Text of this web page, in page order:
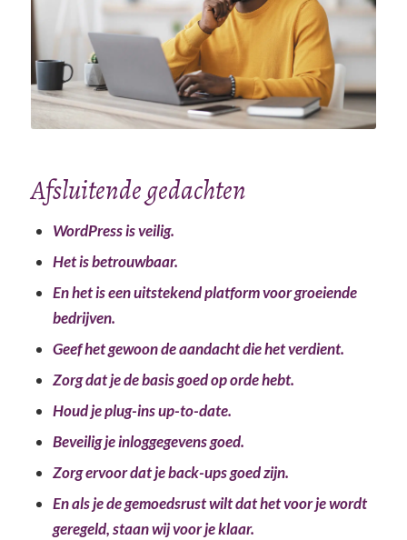
Afsluitende gedachten
WordPress is veilig.
Het is betrouwbaar.
En het is een uitstekend platform voor groeiende
bedrijven.
Geef het gewoon de aandacht die het verdient.
Zorg dat je de basis goed op orde hebt.
Houd je plug-ins up-to-date.
Beveilig je inloggegevens goed.
Zorg ervoor dat je back-ups goed zijn.
En als je de gemoedsrust wilt dat het voor je wordt
geregeld, staan wij voor je klaar.